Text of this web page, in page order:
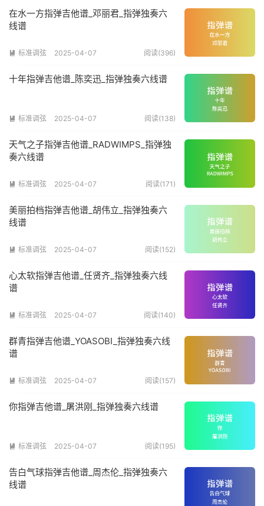
在水一方指弹吉他谱_邓丽君_指弹独奏六
线谱
 标准调弦 2025-04-07 阅读(396)
十年指弹吉他谱_陈奕迅_指弹独奏六线谱
 标准调弦 2025-04-07 阅读(138)
天气之子指弹吉他谱_RADWIMPS_指弹独
奏六线谱
 标准调弦 2025-04-07 阅读(171)
美丽拍档指弹吉他谱_胡伟立_指弹独奏六
线谱
 标准调弦 2025-04-07 阅读(152)
心太软指弹吉他谱_任贤齐_指弹独奏六线
谱
 标准调弦 2025-04-07 阅读(140)
群青指弹吉他谱_YOASOBI_指弹独奏六线
谱
 标准调弦 2025-04-07 阅读(157)
你指弹吉他谱_屠洪刚_指弹独奏六线谱
 标准调弦 2025-04-07 阅读(195)
告白气球指弹吉他谱_周杰伦_指弹独奏六
线谱